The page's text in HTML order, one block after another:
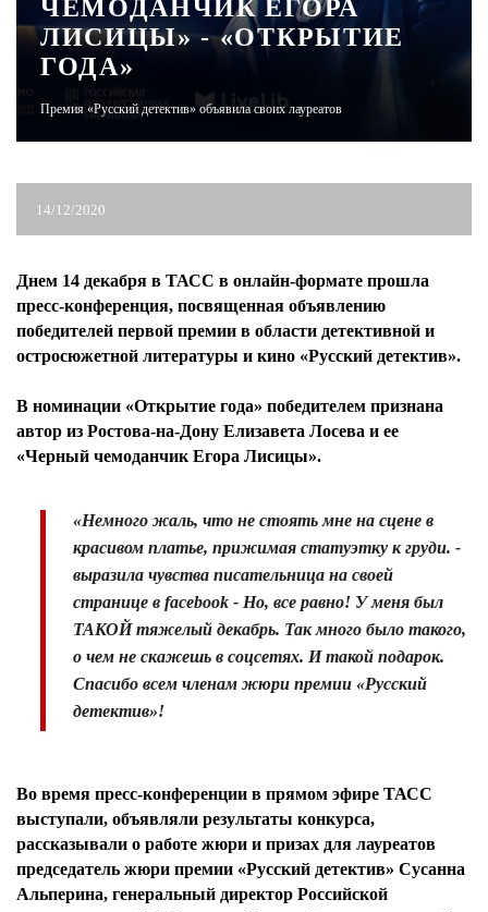
ЖУРНАЛ
ЧЕМОДАНЧИК ЕГОРА
ЛИСИЦЫ» - «ОТКРЫТИЕ
ГОДА»
Премия «Русский детектив» объявила своих лауреатов
14/12/2020
Днем 14 декабря в ТАСС в онлайн-формате прошла
пресс-конференция, посвященная объявлению
победителей первой премии в области детективной и
остросюжетной литературы и кино «Русский детектив».
В номинации «Открытие года» победителем признана
автор из Ростова-на-Дону Елизавета Лосева и ее
«Черный чемоданчик Егора Лисицы».
«Немного жаль, что не стоять мне на сцене в
красивом платье, прижимая статуэтку к груди. -
выразила чувства писательница на своей
странице в facebook - Но, все равно! У меня был
ТАКОЙ тяжелый декабрь. Так много было такого,
о чем не скажешь в соцсетях. И такой подарок.
Спасибо всем членам жюри премии «Русский
детектив»!
Во время пресс-конференции в прямом эфире ТАСС
выступали, объявляли результаты конкурса,
рассказывали о работе жюри и призах для лауреатов
председатель жюри премии «Русский детектив» Сусанна
Альперина, генеральный директор Российской